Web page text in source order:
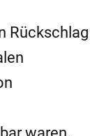
Rückschlag